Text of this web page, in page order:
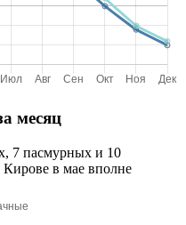
месяц
7 пасмурных и 10
в мае вполне